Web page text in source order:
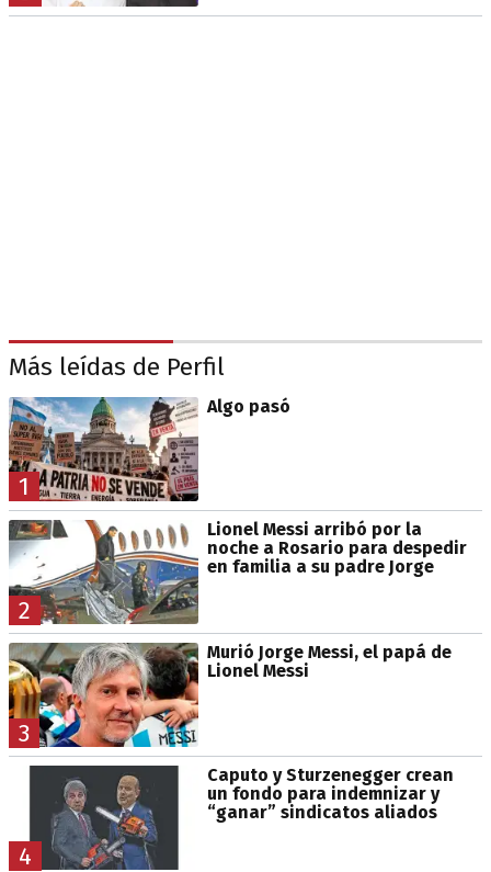
Más leídas de Perfil
1
Algo pasó
2
Lionel Messi arribó por la
noche a Rosario para despedir
en familia a su padre Jorge
3
Murió Jorge Messi, el papá de
Lionel Messi
4
Caputo y Sturzenegger crean
un fondo para indemnizar y
“ganar” sindicatos aliados